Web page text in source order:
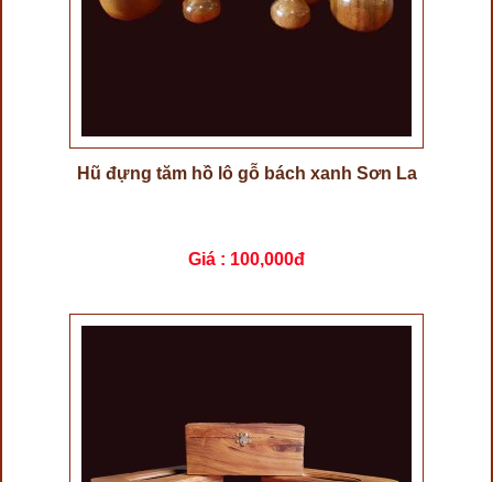
Hũ đựng tăm hồ lô gỗ bách xanh Sơn La
Giá : 100,000đ